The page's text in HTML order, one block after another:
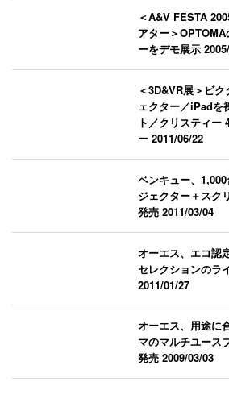
＜A&V FESTA
アター＞
ーをデモ展示
＜3D&VR展＞ビ
ェクター／iPadを
ト／クリスティー
ー2011/06/22
ベンキュー、
ジェクター＋スク
発売2011/03/04
オーエス、エコ認
セレクションのラ
2011/01/27
オーエス、用途に
マのマルチユース
発売2009/03/03